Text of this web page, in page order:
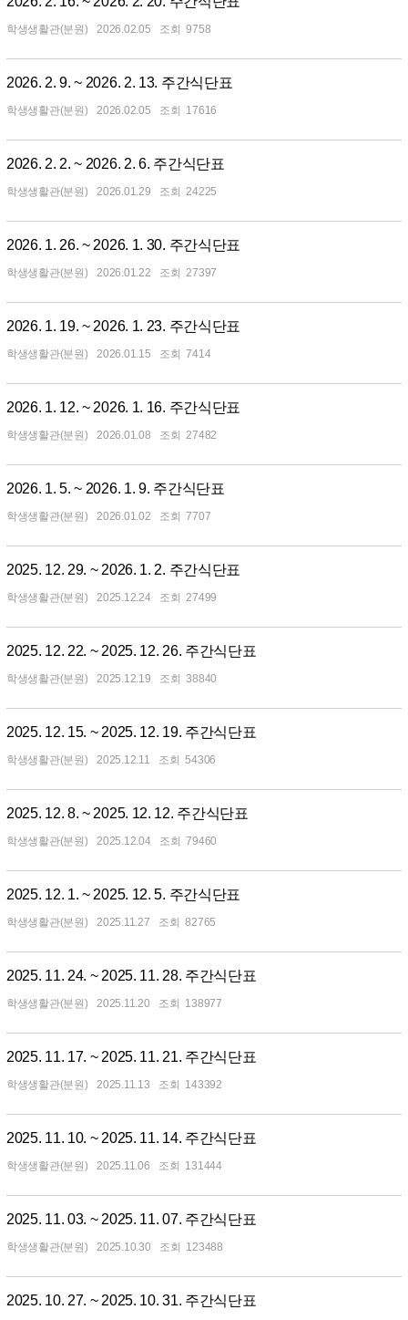
학생생활관(분원) 2026.02.05 9758
2026. 2. 9. ~ 2026. 2. 13. 주간식단표
학생생활관(분원) 2026.02.05 17616
2026. 2. 2. ~ 2026. 2. 6. 주간식단표
학생생활관(분원) 2026.01.29 24225
2026. 1. 26. ~ 2026. 1. 30. 주간식단표
학생생활관(분원) 2026.01.22 27397
2026. 1. 19. ~ 2026. 1. 23. 주간식단표
학생생활관(분원) 2026.01.15 7414
2026. 1. 12. ~ 2026. 1. 16. 주간식단표
학생생활관(분원) 2026.01.08 27482
2026. 1. 5. ~ 2026. 1. 9. 주간식단표
학생생활관(분원) 2026.01.02 7707
2025. 12. 29. ~ 2026. 1. 2. 주간식단표
학생생활관(분원) 2025.12.24 27499
2025. 12. 22. ~ 2025. 12. 26. 주간식단표
학생생활관(분원) 2025.12.19 38840
2025. 12. 15. ~ 2025. 12. 19. 주간식단표
학생생활관(분원) 2025.12.11 54306
2025. 12. 8. ~ 2025. 12. 12. 주간식단표
학생생활관(분원) 2025.12.04 79460
2025. 12. 1. ~ 2025. 12. 5. 주간식단표
학생생활관(분원) 2025.11.27 82765
2025. 11. 24. ~ 2025. 11. 28. 주간식단표
학생생활관(분원) 2025.11.20 138977
2025. 11. 17. ~ 2025. 11. 21. 주간식단표
학생생활관(분원) 2025.11.13 143392
2025. 11. 10. ~ 2025. 11. 14. 주간식단표
학생생활관(분원) 2025.11.06 131444
2025. 11. 03. ~ 2025. 11. 07. 주간식단표
학생생활관(분원) 2025.10.30 123488
2025. 10. 27. ~ 2025. 10. 31. 주간식단표